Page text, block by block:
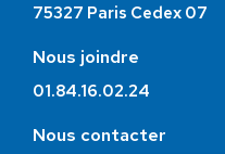
75327 Paris Cedex 07
Nous joindre
01.84.16.02.24
Nous contacter